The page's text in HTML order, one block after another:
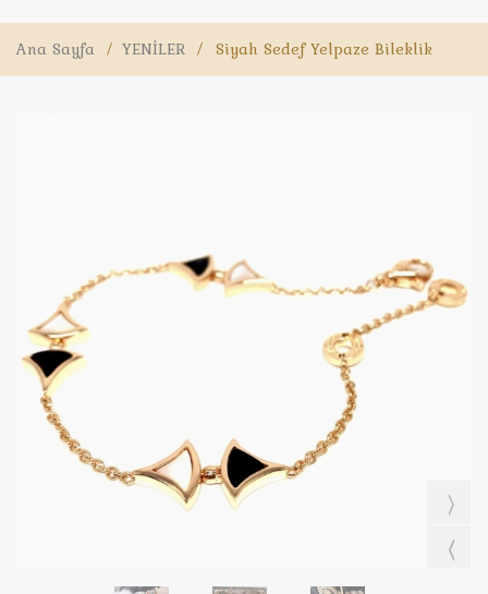
Ana Sayfa / YENİLER / Siyah Sedef Yelpaze Bileklik